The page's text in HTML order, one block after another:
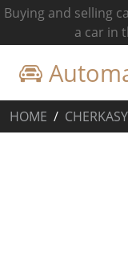
Buying and selling
a car in
HOME CHERKASY